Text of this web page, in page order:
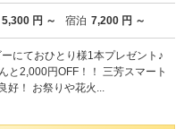
5,300 円 ～ 宿泊 7,200 円 ～
にておひとり様1本プレゼント♪
と2,000円OFF！！ 三芳スマート
好！ お祭りや花火...